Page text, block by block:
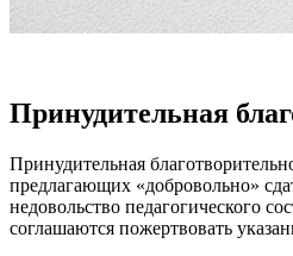
Принудительная
Принудительная
предлагающих «добровольно»
недовольство педагогического
соглашаются пожертвовать